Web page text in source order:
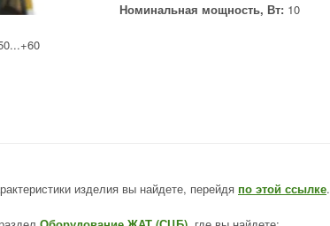
Номинальная мощность, Вт:10
изделия вы найдете, перейдя по этой ссылке.